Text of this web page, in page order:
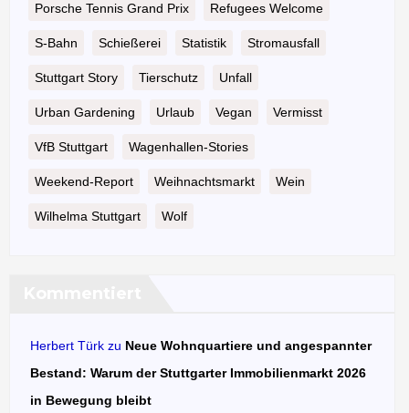
Porsche Tennis Grand Prix Refugees Welcome
S-Bahn Schießerei Statistik Stromausfall
Stuttgart Story Tierschutz Unfall
Urban Gardening Urlaub Vegan Vermisst
VfB Stuttgart Wagenhallen-Stories
Weekend-Report Weihnachtsmarkt Wein
Wilhelma Stuttgart Wolf
Herbert Türk zu Neue Wohnquartiere und angespannter
Bestand: Warum der Stuttgarter Immobilienmarkt 2026
in Bewegung bleibt